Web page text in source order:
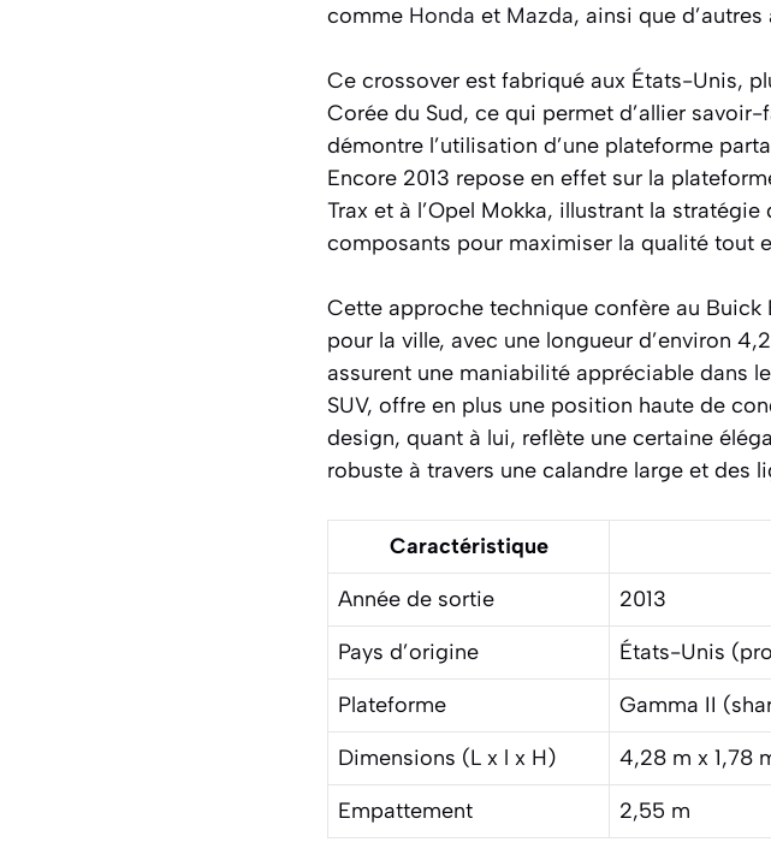
comme Honda et Mazda, ainsi que
Ce crossover est fabriqué aux États-Unis,
Corée du Sud, ce qui permet d’allier
démontre l’utilisation d’une plateforme
Encore 2013 repose en effet sur la
Trax et à l’Opel Mokka, illustrant la
composants pour maximiser la qualité tout
Cette approche technique confère au
pour la ville, avec une longueur d’environ
assurent une maniabilité appréciable dans
SUV, offre en plus une position haute de
design, quant à lui, reflète une certaine
robuste à travers une calandre large et des
Caractéristique
Année de sortie
2013
Pays d’origine
États-Unis
Plateforme
Gamma II
Dimensions (L x l x H)
4,28 m x 1,78
Empattement
2,55 m